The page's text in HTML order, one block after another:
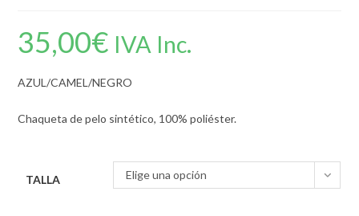
35,00€ IVA Inc.
AZUL/CAMEL/NEGRO
Chaqueta de pelo sintético, 100% poliéster.
TALLA Elige una opción